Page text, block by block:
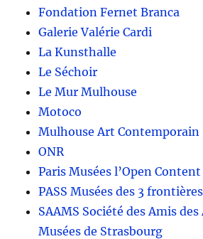
Fondation Fernet Branca
Galerie Valérie Cardi
La Kunsthalle
Le Séchoir
Le Mur Mulhouse
Motoco
Mulhouse Art Contemporain
ONR
Paris Musées l’Open Content
PASS Musées des 3 frontières
SAAMS Société des Amis
Musées de Strasbourg